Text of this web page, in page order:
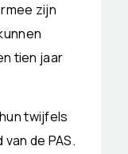
zijn
tien jaar
twijfels
de PAS.